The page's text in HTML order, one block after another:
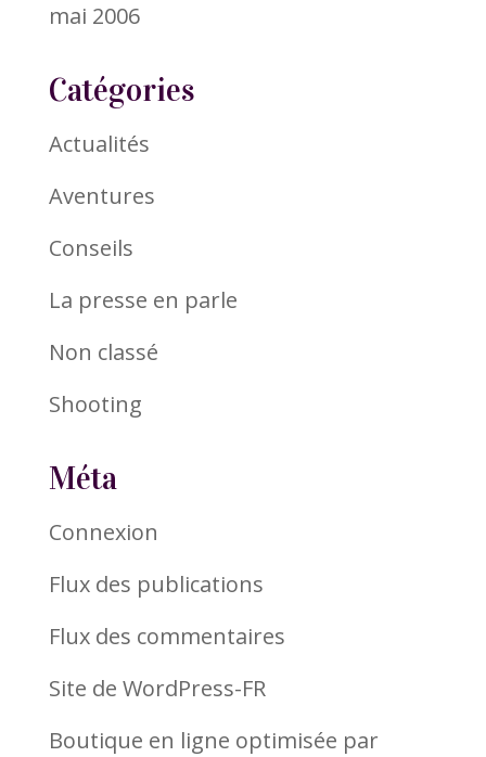
mai 2006
Catégories
Actualités
Aventures
Conseils
La presse en parle
Non classé
Shooting
Méta
Connexion
Flux des publications
Flux des commentaires
Site de WordPress-FR
Boutique en ligne optimisée par